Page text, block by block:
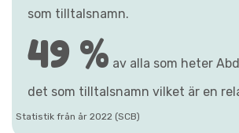
som tilltalsnamn.
49 % av alla som heter
det som tilltalsnamn vilket är en
Statistik från år 2022 (SCB)